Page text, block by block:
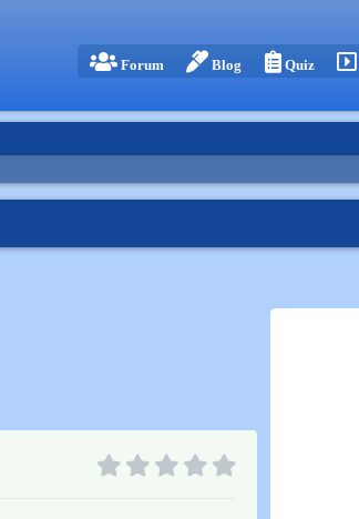
Forum Blog Quiz